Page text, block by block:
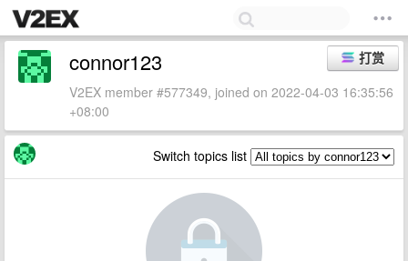
打赏
connor123
V2EX member #577349, joined on 2022-04-03 16:35:56
+08:00
Switch topics list